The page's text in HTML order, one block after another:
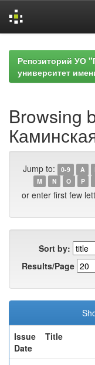
navigationРепозиторий УО
университет
Browsing
Jump to: 0-9 A
M
N O P
or enter first few
Sort by:
Results/Page
Issue
Date
Title